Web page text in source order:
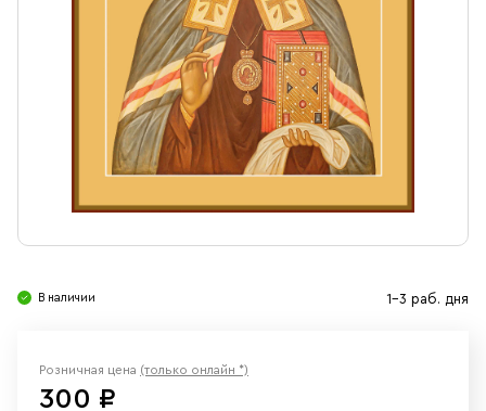
Ювелирные изделия
В наличии 1-3 раб. дня
Розничная цена (только онлайн *)
300 ₽